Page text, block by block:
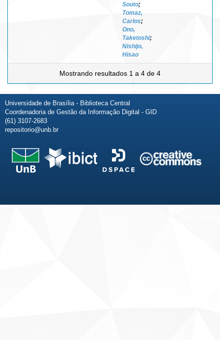
Souto;
Tomaz,
Carlos;
Ono,
Taketoshi;
Nishijo,
Hisao
Mostrando resultados 1 a 4 de 4
Universidade de Brasília - Biblioteca Central
Coordenadoria de Gestão da Informação Digital - GID
(61) 3107-2683
repositorio@unb.br